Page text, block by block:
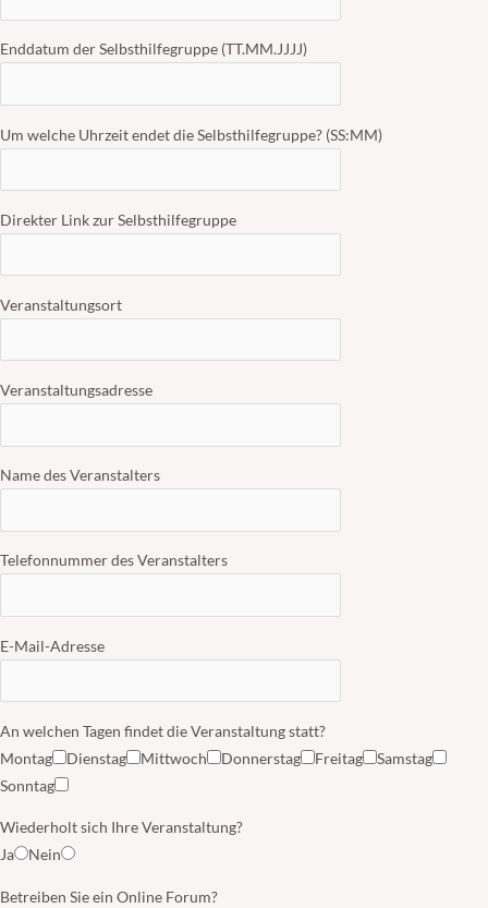
Enddatum der Selbsthilfegruppe (TT.MM.JJJJ)
Um welche Uhrzeit endet die Selbsthilfegruppe? (SS:MM)
Direkter Link zur Selbsthilfegruppe
Veranstaltungsort
Veranstaltungsadresse
Name des Veranstalters
Telefonnummer des Veranstalters
E-Mail-Adresse
An welchen Tagen findet die Veranstaltung statt?
Montag
Dienstag Mittwoch Donnerstag Freitag
Samstag
Sonntag
Wiederholt sich Ihre Veranstaltung?
Ja
Nein
Betreiben Sie ein Online Forum?